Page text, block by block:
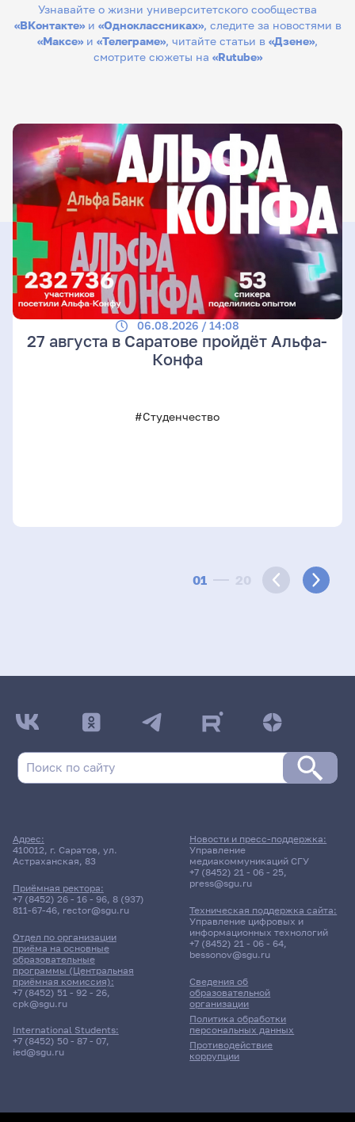
Узнавайте о жизни университетского сообщества
«ВКонтакте»и «Одноклассниках», следите за новостями в
«Максе» и «Телеграме», читайте статьи в «Дзене»,
смотрите сюжеты на «Rutube»
01 20
06.08.2026 / 14:08
27 августа в Саратове пройдёт Альфа-
Конфа
#Студенчество
Адрес:
410012, г. Саратов, ул.
Астраханская, 83
Приёмная ректора:
+7 (8452) 26 - 16 - 96, 8 (937)
811-67-46, rector@sgu.ru
Отдел по организации
приёма на основные
образовательные
программы (Центральная
приёмная комиссия):
+7 (8452) 51 - 92 - 26,
cpk@sgu.ru
International Students:
+7 (8452) 50 - 87 - 07,
ied@sgu.ru
Сведения об
образовательной
организации
Политика обработки
персональных данных
Противодействие
коррупции
Новости и пресс-поддержка:
Управление
медиакоммуникаций СГУ
+7 (8452) 21 - 06 - 25,
press@sgu.ru
Техническая поддержка сайта:
Управление цифровых и
информационных технологий
+7 (8452) 21 - 06 - 64,
bessonov@sgu.ru